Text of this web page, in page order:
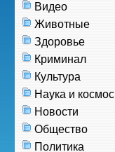
Видео
Животные
Здоровье
Криминал
Культура
Наука и космос
Новости
Общество
Политика